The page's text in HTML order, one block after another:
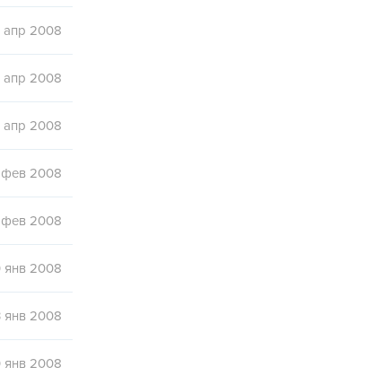
апр 2008
апр 2008
апр 2008
2008
2008
янв 2008
янв 2008
янв 2008